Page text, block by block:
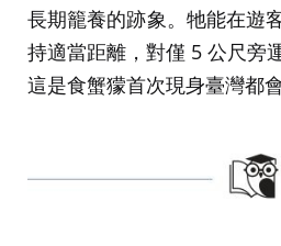
長期籠養的跡象。牠能在遊
持適當距離，對僅 5 公尺旁
這是食蟹獴首次現身臺灣都會